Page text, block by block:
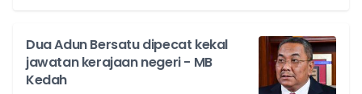
Dua Adun Bersatu dipecat kekal
jawatan kerajaan negeri - MB
Kedah